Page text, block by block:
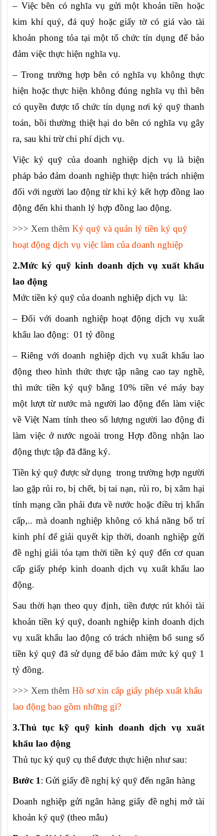
– Việc bên có nghĩa vụ gửi một khoản tiền hoặc
kim khí quý, đá quý hoặc giấy tờ có giá vào tài
khoản phong tỏa tại một tổ chức tín dụng để bảo
đảm việc thực hiện nghĩa vụ.
– Trong trường hợp bên có nghĩa vụ không thực
hiện hoặc thực hiện không đúng nghĩa vụ thì bên
có quyền được tổ chức tín dụng nơi ký quỹ thanh
toán, bồi thường thiệt hại do bên có nghĩa vụ gây
ra, sau khi trừ chi phí dịch vụ.
Việc ký quỹ của doanh nghiệp dịch vụ là biện
pháp bảo đảm doanh nghiệp thực hiện trách nhiệm
đối với người lao động từ khi ký kết hợp đồng lao
động đến khi thanh lý hợp đồng lao động.
>>> Xem thêm Ký quỹ và quản lý tiền ký quỹ
hoạt động dịch vụ việc làm của doanh nghiệp
2.Mức ký quỹ kinh doanh dịch vụ xuất khẩu
lao động
Mức tiền ký quỹ của doanh nghiệp dịch vụ là:
– Đối với doanh nghiệp hoạt động dịch vụ xuất
khẩu lao động: 01 tỷ đồng
– Riêng với doanh nghiệp dịch vụ xuất khẩu lao
động theo hình thức thực tập nâng cao tay nghề,
thì mức tiền ký quỹ bằng 10% tiền vé máy bay
một lượt từ nước mà người lao động đến làm việc
về Việt Nam tính theo số lượng người lao động đi
làm việc ở nước ngoài trong Hợp đồng nhận lao
động thực tập đã đăng ký.
Tiền ký quỹ được sử dụng trong trường hợp người
lao gặp rủi ro, bị chết, bị tai nạn, rủi ro, bị xâm hại
tính mạng cần phải đưa về nước hoặc điều trị khẩn
cấp,.. mà doanh nghiệp không có khả năng bố trí
kinh phí để giải quyết kịp thời, doanh nghiệp gửi
đề nghị giải tỏa tạm thời tiền ký quỹ đến cơ quan
cấp giấy phép kinh doanh dịch vụ xuất khẩu lao
động.
Sau thời hạn theo quy định, tiền được rút khỏi tài
khoản tiền ký quỹ, doanh nghiệp kinh doanh dịch
vụ xuất khẩu lao động có trách nhiệm bổ sung số
tiền ký quỹ đã sử dụng để bảo đảm mức ký quỹ 1
tỷ đồng.
>>> Xem thêm Hồ sơ xin cấp giấy phép xuất khẩu
lao động bao gồm những gì?
3.Thủ tục kỹ quỹ kinh doanh dịch vụ xuất
khẩu lao động
Thủ tục ký quỹ cụ thể được thực hiện như sau:
Bước 1: Gửi giấy đề nghị ký quỹ đến ngân hàng
Doanh nghiệp gửi ngân hàng giấy đề nghị mở tài
khoản ký quỹ (theo mẫu)